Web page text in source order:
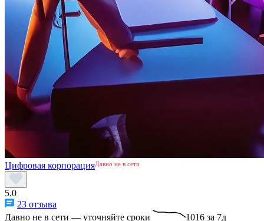
Цифровая корпорацияДавно не в сети
5.0
23 отзыва
Давно не в сети — уточняйте сроки
1016 за 7д